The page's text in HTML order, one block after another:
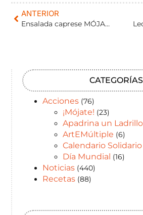
ANTERIOR
Ensalada caprese MÓJATE
CATEGORÍAS
Acciones (76)
¡Mójate! (23)
Apadrina un Ladrillo
ArtEMúltiple (6)
Calendario Solidario
Día Mundial (16)
Noticias (440)
Recetas (88)